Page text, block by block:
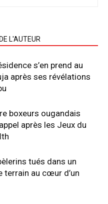
L'AUTEUR
s’en prend au
après ses révélations
boxeurs ougandais
après les Jeux du
tués dans un
terrain au cœur d’un